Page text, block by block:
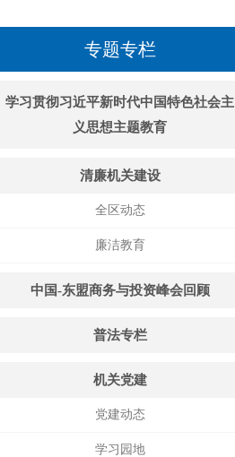
专题专栏
学习贯彻习近平新时代中国特色社会主
义思想主题教育
清廉机关建设
全区动态
廉洁教育
中国-东盟商务与投资峰会回顾
普法专栏
机关党建
党建动态
学习园地